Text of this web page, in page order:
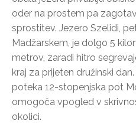
oder na prostem pa
sprostitev. Jezero Szelidi,
Madžarskem, je dolgo 5
metrov, zaradi hitro
kraj za prijeten družinski
poteka 12-stopenjska pot
omogoča vpogled v
okolici.